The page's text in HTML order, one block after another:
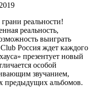
реальности!
реальность,
выиграть
Россия ждет каждого
презентует новый
особой
звучанием,
предыдущих альбомов.